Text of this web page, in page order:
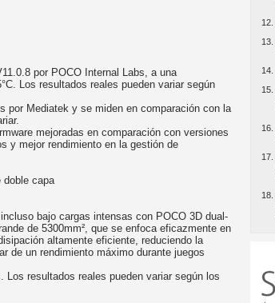
por POCO Internal Labs, a una
Los resultados reales pueden variar según
por Mediatek y se miden en comparación con la
mejoradas en comparación con versiones
y mejor rendimiento en la gestión de
doble capa
bajo cargas intensas con POCO 3D dual-
de 5300mm², que se enfoca eficazmente en
altamente eficiente, reduciendo la
de un rendimiento máximo durante juegos
resultados reales pueden variar según los